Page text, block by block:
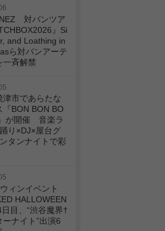
対バンツア
』Si
and Loathing in
ら対バンアーテ
一斉解禁
津市であらたな
『BON BON BO
が開催 音楽ラ
り×DJ×屋台グ
タンナイトで彩
ィンイベント
HALLOWEEN
目、“渋谷魔界†
ーナイト”出演6